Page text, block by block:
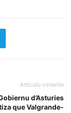
Artículu viniente
d’Asturies
que Valgrande-